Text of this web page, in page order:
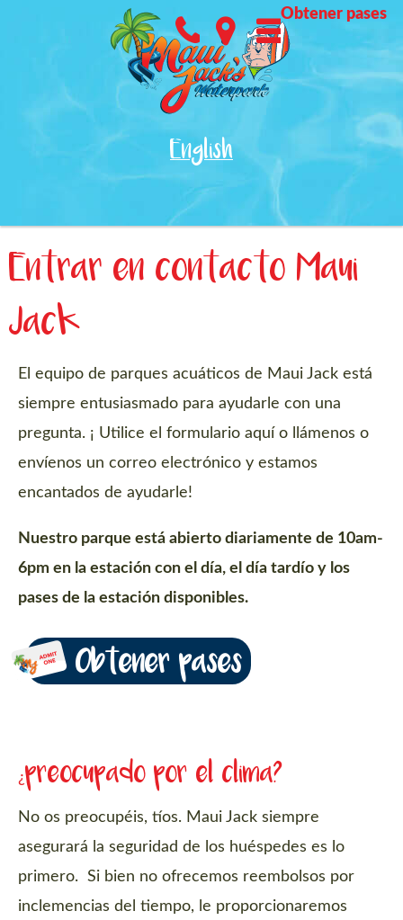
Utility
Menu
Obtener pases
English
Entrar en contacto Maui
Jack
El equipo de parques acuáticos de Maui Jack está
siempre entusiasmado para ayudarle con una
pregunta. ¡ Utilice el formulario aquí o llámenos o
envíenos un correo electrónico y estamos
encantados de ayudarle!
Nuestro parque está abierto diariamente de 10am-
6pm en la estación con el día, el día tardío y los
pases de la estación disponibles.
Obtener pases
¿preocupado por el clima?
No os preocupéis, tíos. Maui Jack siempre
asegurará la seguridad de los huéspedes es lo
primero. Si bien no ofrecemos reembolsos por
inclemencias del tiempo, le proporcionaremos